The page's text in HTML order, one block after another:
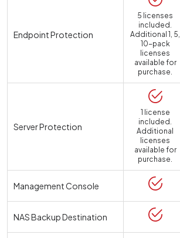
Endpoint Protection
5 licenses
included.
Additional 1, 5,
10-pack
licenses
available for
purchase.
Server Protection
1 license
included.
Additional
licenses
available for
purchase.
Management Console
NAS Backup Destination